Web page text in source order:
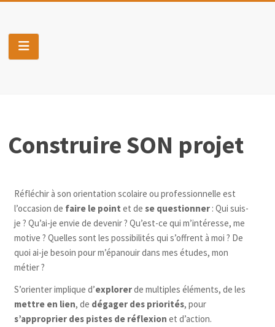
content
Pro-
J
&
Construire SON projet
Réfléchir à son orientation scolaire ou professionnelle est
l’occasion de faire le point et dese questionner : Qui suis-
je ? Qu’ai-je envie de devenir ? Qu’est-ce qui m’intéresse, me
motive ? Quelles sont les possibilités qui s’offrent à moi ? De
quoi ai-je besoin pour m’épanouir dans mes études, mon
métier ?
S’orienter implique d’explorerde multiples éléments, de les
mettre en lien, de dégager des priorités, pour
s’approprier des pistes de réflexion et d’action.